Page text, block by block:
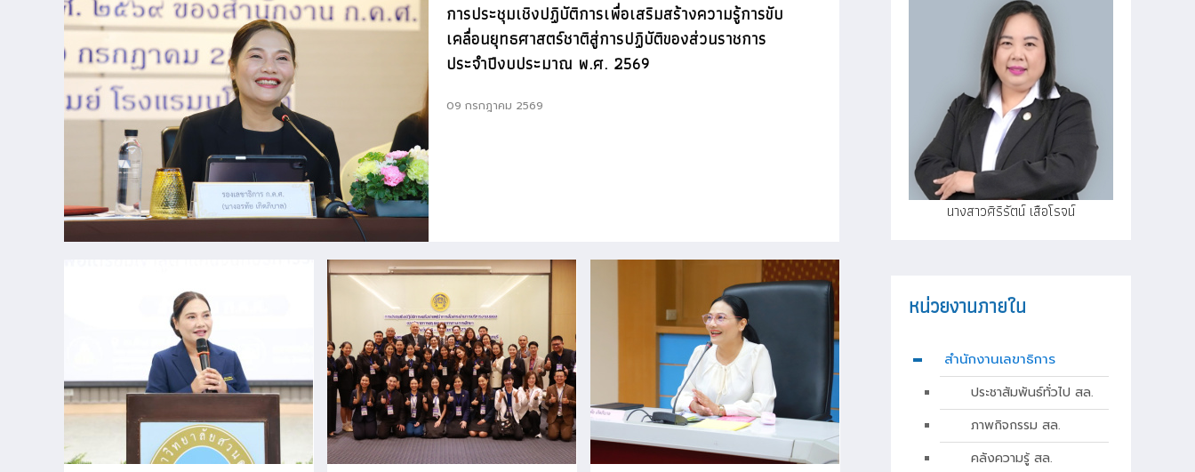
การประชุมเชิงปฏิบัติการเพื่อเสริมสร้างความรู้การขับ
เคลื่อนยุทธศาสตร์ชาติสู่การปฏิบัติของส่วนราชการ
ประจำปีงบประมาณ พ.ศ. 2569
09 กรกฎาคม 2569
นางสาวศิริรัตน์ เสือโรจน์
หน่วยงานภายใน
สำนักงานเลขาธิการ
ประชาสัมพันธ์ทั่วไป สล.
ภาพกิจกรรม สล.
คลังความรู้ สล.